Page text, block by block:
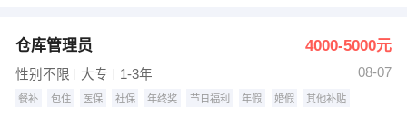
仓库管理员 4000-5000元
性别不限 大专 1-3年 08-07
餐补 包住 医保 社保 年终奖 节日福利 年假 婚假 其他补贴